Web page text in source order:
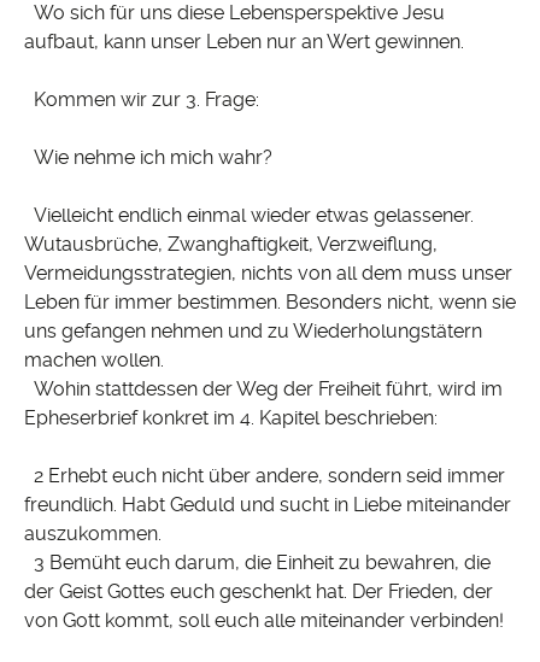
Wo sich für uns diese Lebensperspektive Jesu
aufbaut, kann unser Leben nur an Wert gewinnen.
Kommen wir zur 3. Frage:
Wie nehme ich mich wahr?
Vielleicht endlich einmal wieder etwas gelassener.
Wutausbrüche, Zwanghaftigkeit, Verzweiflung,
Vermeidungsstrategien, nichts von all dem muss unser
Leben für immer bestimmen. Besonders nicht, wenn sie
uns gefangen nehmen und zu Wiederholungstätern
machen wollen.
Wohin stattdessen der Weg der Freiheit führt, wird im
Epheserbrief konkret im 4. Kapitel beschrieben:
2 Erhebt euch nicht über andere, sondern seid immer
freundlich. Habt Geduld und sucht in Liebe miteinander
auszukommen.
3 Bemüht euch darum, die Einheit zu bewahren, die
der Geist Gottes euch geschenkt hat. Der Frieden, der
von Gott kommt, soll euch alle miteinander verbinden!